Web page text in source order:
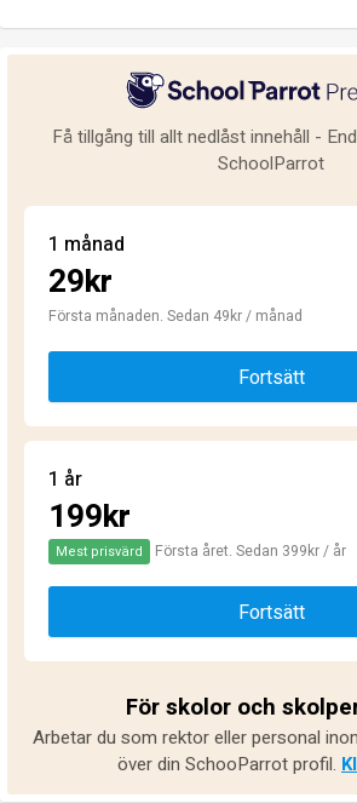
Få tillgång till allt nedlåst innehåll -
SchoolParrot
1 månad
29kr
Första månaden. Sedan 49kr / månad
Fortsätt
1 år
199kr
Mest prisvärd Första året. Sedan 399kr / år
Fortsätt
För skolor och
Arbetar du som rektor eller personal
över din SchooParrot profil.